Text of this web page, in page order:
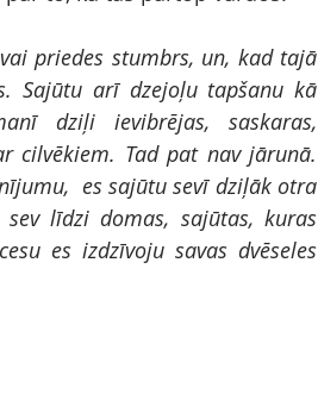
priedes stumbrs, un, kad tajā
Sajūtu arī dzejoļu tapšanu kā
dziļi ievibrējas, saskaras,
cilvēkiem. Tad pat nav jārunā.
es sajūtu sevī dziļāk otra
līdzi domas, sajūtas, kuras
es izdzīvoju savas dvēseles